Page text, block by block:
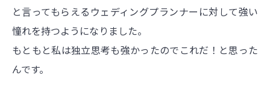
と言ってもらえるウェディングプランナーに対して強い
憧れを持つようになりました。
もともと私は独立思考も強かったのでこれだ！と思った
んです。